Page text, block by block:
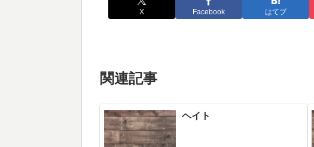
X Facebook はてブ
関連記事
ヘイト